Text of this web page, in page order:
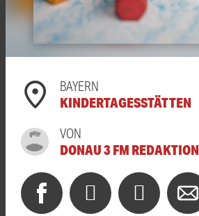
BAYERN
KINDERTAGESSTÄTTEN
VON
DONAU 3 FM REDAKTION